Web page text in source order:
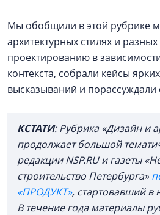
Мы обобщили в этой рубрике
архитектурных стилях и
проектированию в
контекста, собрали кейсы
высказываний и порассуждали
КСТАТИ: Рубрика «Дизайн и
продолжает большой
редакции NSP.RU и газеты
строительство Петербурга»
«ПРОДУКТ», стартовавший в
В течение года материалы